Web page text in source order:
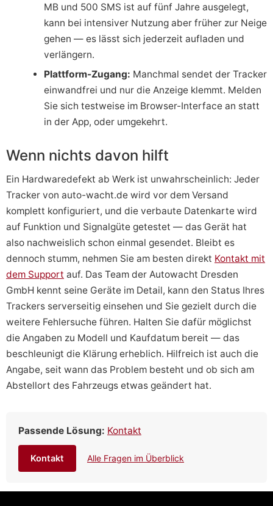
MB und 500 SMS ist auf fünf Jahre ausgelegt,
kann bei intensiver Nutzung aber früher zur Neige
gehen — es lässt sich jederzeit aufladen und
verlängern.
Plattform-Zugang: Manchmal sendet der Tracker
einwandfrei und nur die Anzeige klemmt. Melden
Sie sich testweise im Browser-Interface an statt
in der App, oder umgekehrt.
Wenn nichts davon hilft
Ein Hardwaredefekt ab Werk ist unwahrscheinlich: Jeder
Tracker von auto-wacht.de wird vor dem Versand
komplett konfiguriert, und die verbaute Datenkarte wird
auf Funktion und Signalgüte getestet — das Gerät hat
also nachweislich schon einmal gesendet. Bleibt es
dennoch stumm, nehmen Sie am besten direkt Kontakt mit
dem Support auf. Das Team der Autowacht Dresden
GmbH kennt seine Geräte im Detail, kann den Status Ihres
Trackers serverseitig einsehen und Sie gezielt durch die
weitere Fehlersuche führen. Halten Sie dafür möglichst
die Angaben zu Modell und Kaufdatum bereit — das
beschleunigt die Klärung erheblich. Hilfreich ist auch die
Angabe, seit wann das Problem besteht und ob sich am
Abstellort des Fahrzeugs etwas geändert hat.
Passende Lösung: Kontakt
Kontakt Alle Fragen im Überblick